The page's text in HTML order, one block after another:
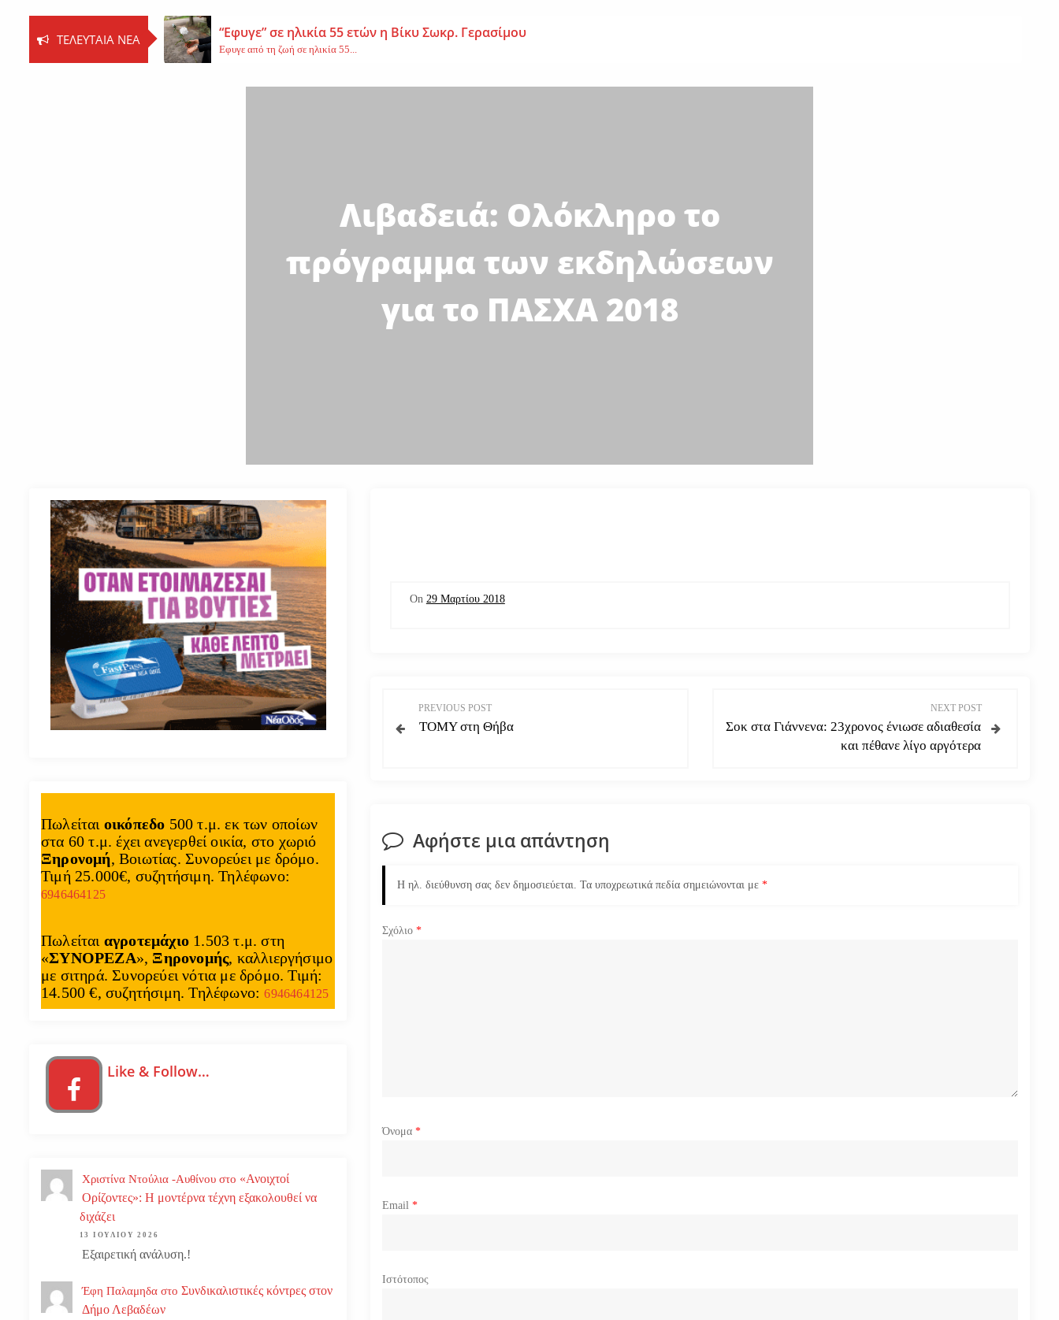
ΤΕΛΕΥΤΑΊΑ ΝΈΑ “Εφυγε” σε ηλικία 55 ετών η Βίκυ Σωκρ. Γερασίμου
Εφυγε από τη ζωή σε ηλικία 55...
Βοιωτία: Νεκρός ο 62χρονος – Επεσε από τη σκαλωσιά
Λιβαδειά: Ολόκληρο το
πρόγραμμα των εκδηλώσεων
για το ΠΑΣΧΑ 2018
On 29 Μαρτίου 2018
λ
γ
η
σ
ω
PREVIOUS POST
ΤΟΜΥ στη Θήβα
NEXT POST
Σοκ στα Γιάννενα: 23χρονος ένιωσε αδιαθεσία
και πέθανε λίγο αργότερα
Αφήστε μια απάντηση
Η ηλ. διεύθυνση σας δεν δημοσιεύεται. Τα υποχρεωτικά πεδία σημειώνονται με*
Σχόλιο*
Όνομα*
Email*
Ιστότοπος
Πωλείται οικόπεδο 500 τ.μ. εκ των οποίων
στα 60 τ.μ. έχει ανεγερθεί οικία, στο χωριό
Ξηρονομή, Βοιωτίας. Συνορεύει με δρόμο.
Τιμή 25.000€, συζητήσιμη. Τηλέφωνο:
6946464125
Πωλείται αγροτεμάχιο 1.503 τ.μ. στη
«ΣΥΝΟΡΕΖΑ», Ξηρονομής, καλλιεργήσιμο
με σιτηρά. Συνορεύει νότια με δρόμο. Τιμή:
14.500 €, συζητήσιμη. Τηλέφωνο:6946464125
Like & Follow…
Χριστίνα Ντούλια -Αυθίνου στο «Ανοιχτοί
Ορίζοντες»: Η μοντέρνα τέχνη εξακολουθεί να
διχάζει
13 ΙΟΥΛΊΟΥ 2026
Εξαιρετική ανάλυση.!
Έφη Παλαμηδα στο Συνδικαλιστικές κόντρες στον
Δήμο Λεβαδέων